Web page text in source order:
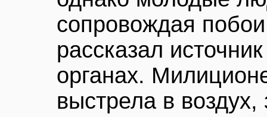
сопровождая
рассказал
органах.
выстрела в